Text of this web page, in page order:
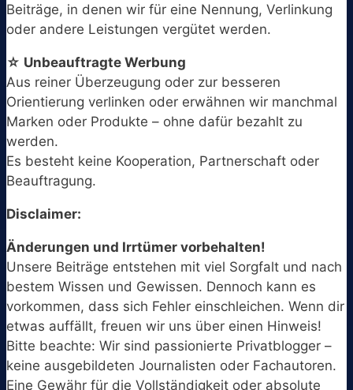
Beiträge, in denen wir für eine Nennung, Verlinkung
oder andere Leistungen vergütet werden.
☆ Unbeauftragte Werbung
Aus reiner Überzeugung oder zur besseren
Orientierung verlinken oder erwähnen wir manchmal
Marken oder Produkte – ohne dafür bezahlt zu
werden.
Es besteht keine Kooperation, Partnerschaft oder
Beauftragung.
Disclaimer:
Änderungen und Irrtümer vorbehalten!
Unsere Beiträge entstehen mit viel Sorgfalt und nach
bestem Wissen und Gewissen. Dennoch kann es
vorkommen, dass sich Fehler einschleichen. Wenn dir
etwas auffällt, freuen wir uns über einen Hinweis!
Bitte beachte: Wir sind passionierte Privatblogger –
keine ausgebildeten Journalisten oder Fachautoren.
Eine Gewähr für die Vollständigkeit oder absolute